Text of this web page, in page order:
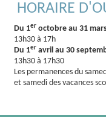
HORAIRE
Du 1er octobre au 31
13h30 à 17h
Du 1er avril au 30
13h30 à 17h30
Les permanences du
et samedi des vacances